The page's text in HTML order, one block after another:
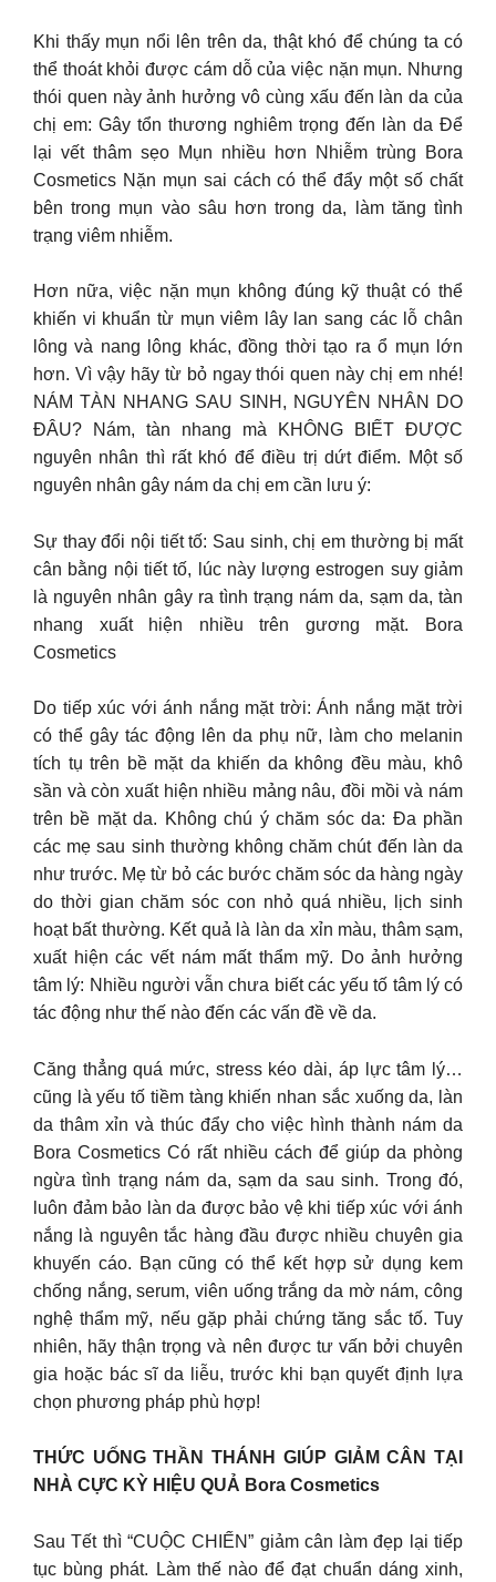
Khi thấy mụn nổi lên trên da, thật khó để chúng ta có
thể thoát khỏi được cám dỗ của việc nặn mụn. Nhưng
thói quen này ảnh hưởng vô cùng xấu đến làn da của
chị em: Gây tổn thương nghiêm trọng đến làn da Để
lại vết thâm sẹo Mụn nhiều hơn Nhiễm trùng Bora
Cosmetics Nặn mụn sai cách có thể đẩy một số chất
bên trong mụn vào sâu hơn trong da, làm tăng tình
trạng viêm nhiễm.
Hơn nữa, việc nặn mụn không đúng kỹ thuật có thể
khiến vi khuẩn từ mụn viêm lây lan sang các lỗ chân
lông và nang lông khác, đồng thời tạo ra ổ mụn lớn
hơn. Vì vậy hãy từ bỏ ngay thói quen này chị em nhé!
NÁM TÀN NHANG SAU SINH, NGUYÊN NHÂN DO
ĐÂU? Nám, tàn nhang mà KHÔNG BIẾT ĐƯỢC
nguyên nhân thì rất khó để điều trị dứt điểm. Một số
nguyên nhân gây nám da chị em cần lưu ý:
Sự thay đổi nội tiết tố: Sau sinh, chị em thường bị mất
cân bằng nội tiết tố, lúc này lượng estrogen suy giảm
là nguyên nhân gây ra tình trạng nám da, sạm da, tàn
nhang xuất hiện nhiều trên gương mặt. Bora
Cosmetics
Do tiếp xúc với ánh nắng mặt trời: Ánh nắng mặt trời
có thể gây tác động lên da phụ nữ, làm cho melanin
tích tụ trên bề mặt da khiến da không đều màu, khô
sần và còn xuất hiện nhiều mảng nâu, đồi mồi và nám
trên bề mặt da. Không chú ý chăm sóc da: Đa phần
các mẹ sau sinh thường không chăm chút đến làn da
như trước. Mẹ từ bỏ các bước chăm sóc da hàng ngày
do thời gian chăm sóc con nhỏ quá nhiều, lịch sinh
hoạt bất thường. Kết quả là làn da xỉn màu, thâm sạm,
xuất hiện các vết nám mất thẩm mỹ. Do ảnh hưởng
tâm lý: Nhiều người vẫn chưa biết các yếu tố tâm lý có
tác động như thế nào đến các vấn đề về da.
Căng thẳng quá mức, stress kéo dài, áp lực tâm lý…
cũng là yếu tố tiềm tàng khiến nhan sắc xuống da, làn
da thâm xỉn và thúc đẩy cho việc hình thành nám da
Bora Cosmetics Có rất nhiều cách để giúp da phòng
ngừa tình trạng nám da, sạm da sau sinh. Trong đó,
luôn đảm bảo làn da được bảo vệ khi tiếp xúc với ánh
nắng là nguyên tắc hàng đầu được nhiều chuyên gia
khuyến cáo. Bạn cũng có thể kết hợp sử dụng kem
chống nắng, serum, viên uống trắng da mờ nám, công
nghệ thẩm mỹ, nếu gặp phải chứng tăng sắc tố. Tuy
nhiên, hãy thận trọng và nên được tư vấn bởi chuyên
gia hoặc bác sĩ da liễu, trước khi bạn quyết định lựa
chọn phương pháp phù hợp!
THỨC UỐNG THẦN THÁNH GIÚP GIẢM CÂN TẠI
NHÀ CỰC KỲ HIỆU QUẢ Bora Cosmetics
Sau Tết thì “CUỘC CHIẾN” giảm cân làm đẹp lại tiếp
tục bùng phát. Làm thế nào để đạt chuẩn dáng xinh,